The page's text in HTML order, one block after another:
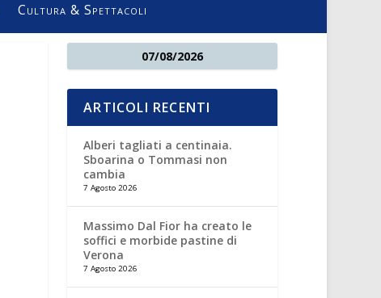
Cultura & Spettacoli
07/08/2026
ARTICOLI RECENTI
Alberi tagliati a centinaia.
Sboarina o Tommasi non
cambia
7 Agosto 2026
Massimo Dal Fior ha creato le
soffici e morbide pastine di
Verona
7 Agosto 2026